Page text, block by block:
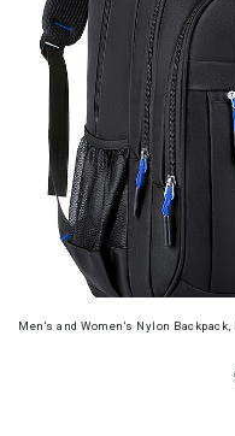
Men's and Women's Nylon